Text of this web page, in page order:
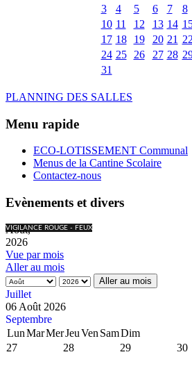
3
4 5 6 7 8
10 11 12 13 14
17 18 19 20 21 22
24 25 26 27 28
31
PLANNING DES SALLES
Menu rapide
ECO-LOTISSEMENT Communal
Menus de la Cantine Scolaire
Contactez-nous
Evènements et divers
VIGILANCE ROUGE - FEUX
Août,
2026
Vue par mois
Aller au mois
Aller au mois
Juillet
06 Août 2026
Septembre
LunMarMerJeuVen SamDim
27
28 29 30